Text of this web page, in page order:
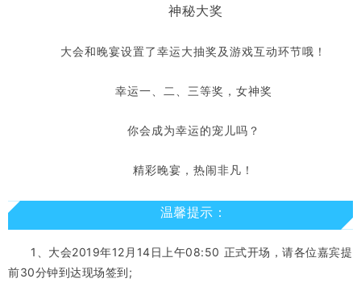
神秘大奖
大会和晚宴设置了幸运大抽奖及游戏互动环节哦！
幸运一、二、三等奖，女神奖
你会成为幸运的宠儿吗？
精彩晚宴，热闹非凡！
温馨提示：
1、大会2019年12月14日上午08:50 正式开场，请各位嘉宾提
前30分钟到达现场签到;